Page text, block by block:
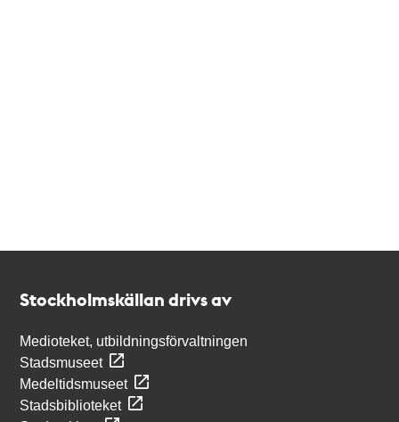
Stockholmskällan drivs av
Medioteket, utbildningsförvaltningen
Stadsmuseet
Medeltidsmuseet
Stadsbiblioteket